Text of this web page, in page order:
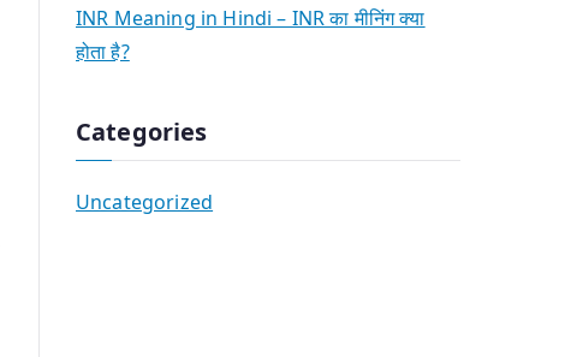
INR Meaning in Hindi – INR का मीनिंग क्या
होता है?
Categories
Uncategorized